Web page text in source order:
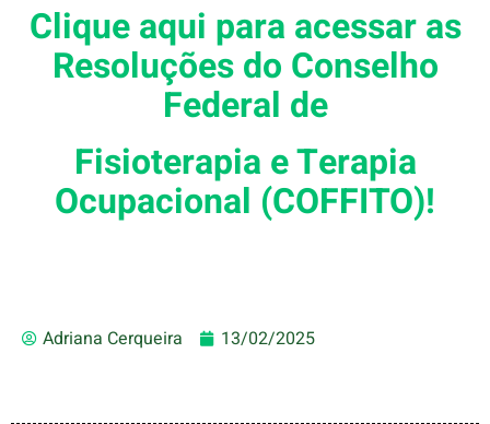
Clique aqui para acessar as
Resoluções do Conselho
Federal de
Fisioterapia e Terapia
Ocupacional (COFFITO)!
Adriana Cerqueira 13/02/2025